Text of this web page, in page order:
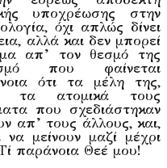
υποχρέωσης στην
όχι απλώς δίνει
αλλά και δεν μπορεί
απ’ τον θεσμό της
που φαίνεται
ότι τα μέλη της,
τα ατομικά τους
που σχεδιάστηκαν
απ’ τους άλλους, και,
μείνουν μαζί μέχρι
παράνοια Θεέ μου!